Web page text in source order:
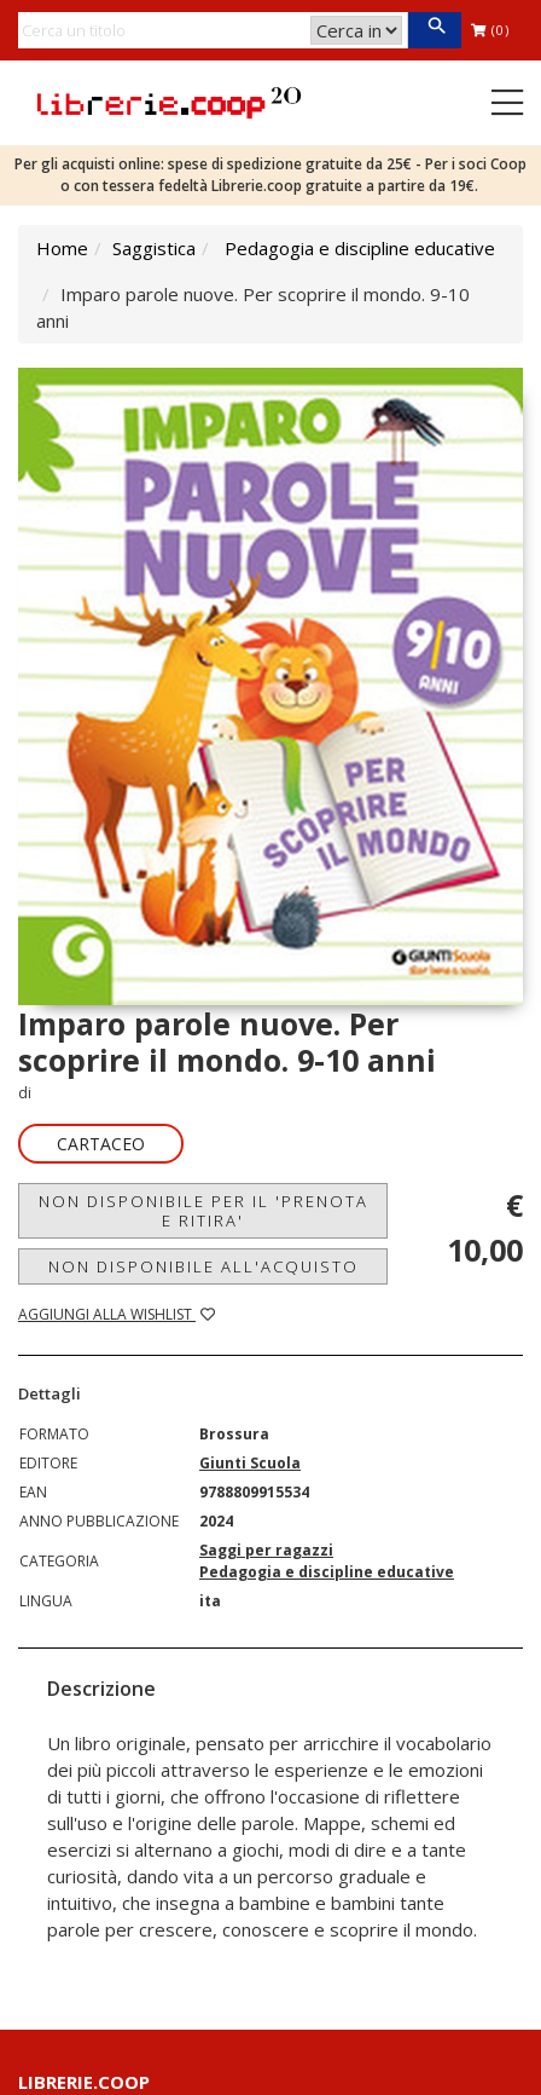
(0)
Per gli acquisti online: spese di spedizione gratuite da 25€ - Per i soci Coop
o con tessera fedeltà Librerie.coop gratuite a partire da 19€.
Home Saggistica
Pedagogia e discipline educative
Imparo parole nuove. Per scoprire il mondo. 9-10
anni
Imparo parole nuove. Per
scoprire il mondo. 9-10 anni
di
CARTACEO
NON DISPONIBILE PER IL 'PRENOTA
E RITIRA'
NON DISPONIBILE ALL'ACQUISTO
AGGIUNGI ALLA WISHLIST
€
10,00
Dettagli
FORMATO
Brossura
EDITORE
Giunti Scuola
EAN
9788809915534
ANNO PUBBLICAZIONE
2024
CATEGORIA
Saggi per ragazzi
Pedagogia e discipline educative
LINGUA
ita
Descrizione
Un libro originale, pensato per arricchire il vocabolario
dei più piccoli attraverso le esperienze e le emozioni
di tutti i giorni, che offrono l'occasione di riflettere
sull'uso e l'origine delle parole. Mappe, schemi ed
esercizi si alternano a giochi, modi di dire e a tante
curiosità, dando vita a un percorso graduale e
intuitivo, che insegna a bambine e bambini tante
parole per crescere, conoscere e scoprire il mondo.
LIBRERIE.COOP